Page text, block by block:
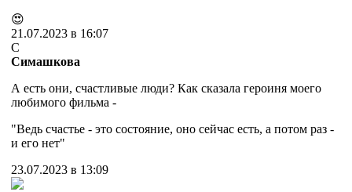
😍
21.07.2023 в 16:07
С
Симашкова
А есть они, счастливые люди? Как сказала героиня моего
любимого фильма -
"Ведь счастье - это состояние, оно сейчас есть, а потом раз -
и его нет"
23.07.2023 в 13:09